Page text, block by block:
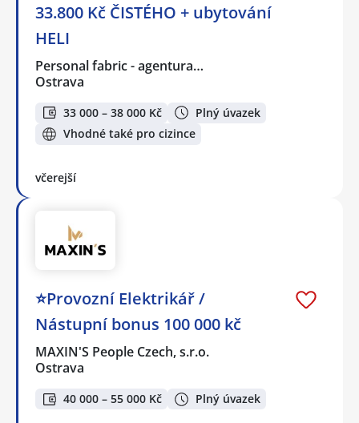
33.800 Kč ČISTÉHO + ubytování
HELI
Personal fabric - agentura…
Ostrava
33 000 – 38 000 Kč
Plný úvazek
Vhodné také pro cizince
včerejší
⭐Provozní Elektrikář /
Nástupní bonus 100 000 kč
MAXIN'S People Czech, s.r.o.
Ostrava
40 000 – 55 000 Kč Plný úvazek